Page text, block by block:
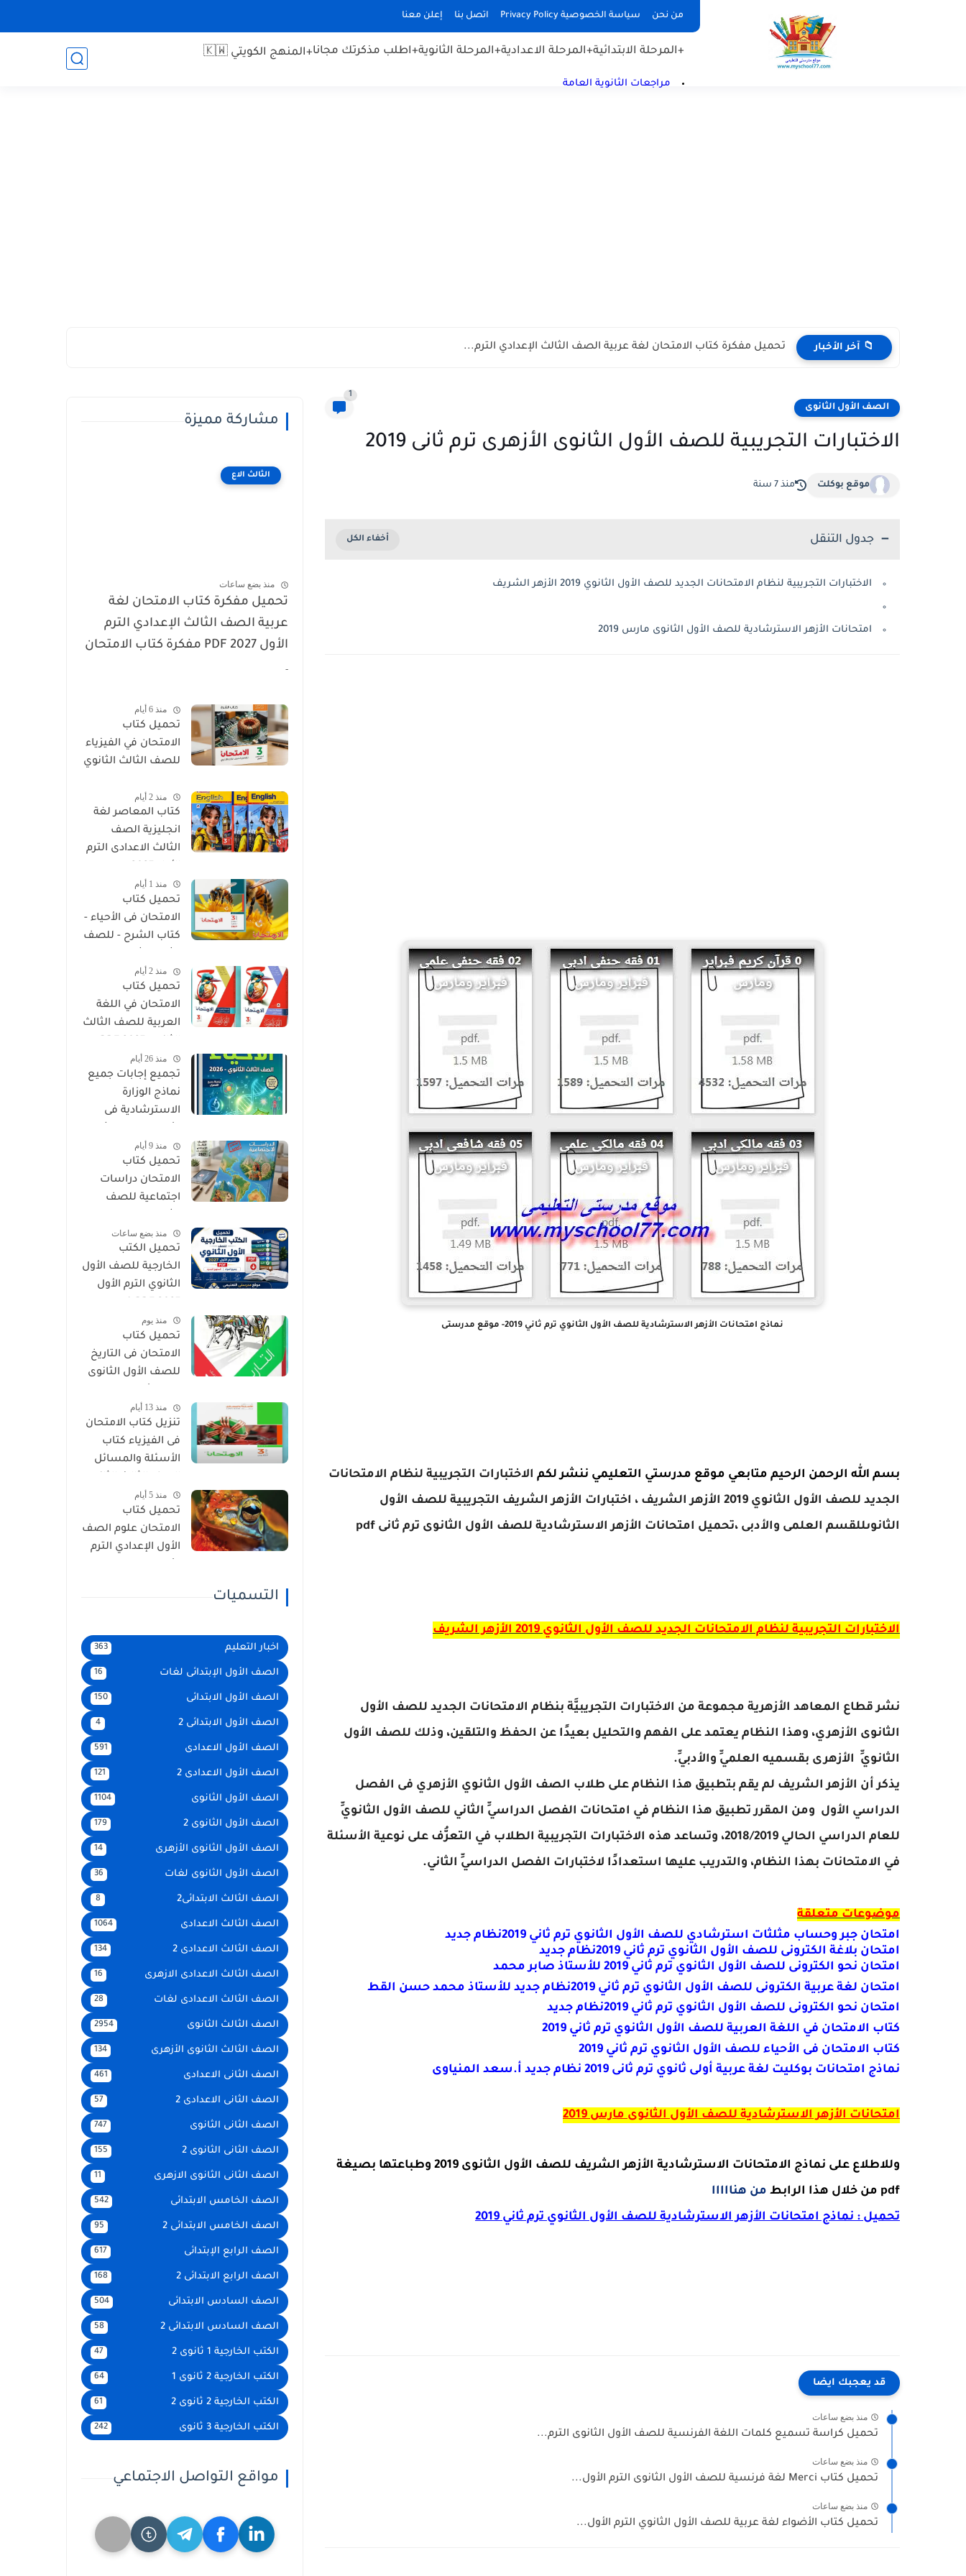
من نحن سياسة الخصوصية Privacy Policy اتصل بنا إعلن معنا
+المرحلة الابتدائية+المرحلة الاعدادية+المرحلة الثانوية+اطلب مذكرتك مجانا+المنهج الكويتي 🇰🇼
مراجعات الثانوية العامة
📁 آخر الأخبار تحميل مفكرة كتاب الامتحان لغة عربية الصف الثالث الإعدادي الترم...
الصف الأول الثانوى
1
الاختبارات التجريبية للصف الأول الثانوى الأزهرى ترم ثانى 2019
موقع بوكلت منذ 7 سنة
جدول التنقل
الاختبارات التجريبية لنظام الامتحانات الجديد للصف الأول الثانوي 2019 الأزهر الشريف
امتحانات الأزهر الاسترشادية للصف الأول الثانوى مارس 2019
نماذج امتحانات الأزهر الاسترشادية للصف الأول الثانوي ترم ثاني 2019- موقع مدرستى
بسم الله الرحمن الرحيم متابعي موقع مدرستي التعليمي ننشر لكم الاختبارات التجريبية لنظام الامتحانات
الجديد للصف الأول الثانوي 2019
الأزهر الشريف ، اختبارات الأزهر الشريف التجريبية للصف الأول
الثانوىللقسم العلمى والأدبى ،تحميل امتحانات الأزهر الاسترشادية للصف الأول الثانوى ترم ثانى pdf
الاختبارات التجريبية لنظام الامتحانات الجديد للصف الأول الثانوي 2019 الأزهر الشريف
نشر قطاع المعاهد الأزهرية مجموعة من الاختبارات التجريبيَّة بنظام الامتحانات الجديد للصف الأول
الثانوى الأزهري، وهذا النظام يعتمد على الفهم والتحليل بعيدًا عن الحفظ والتلقين، وذلك للصف الأول
الثانويِّ
الأزهرى بقسميه العلميِّ والأدبيِّ.
يذكر أن الأزهر الشريف لم يقم بتطبيق هذا النظام على طلاب الصف الأول الثانوي الأزهري فى الفصل
الدراسي الأول ومن المقرر تطبيق هذا النظام في امتحانات الفصل الدراسيِّ الثاني للصف الأول الثانويِّ
للعام الدراسي الحالي 2018/2019
، وتساعد هذه الاختبارات التجريبية الطلاب في التعرُّف على نوعية الأسئلة
في الامتحانات بهذا النظام، والتدريب عليها استعدادًا لاختبارات الفصل الدراسيِّ الثاني.
موضوعات متعلقة
امتحان جبر وحساب مثلثات استرشادي للصف الأول الثانوي ترم ثاني 2019نظام جديد
امتحان بلاغة الكترونى للصف الأول الثانوي ترم ثاني 2019نظام جديد
امتحان نحو الكترونى للصف الأول الثانوي ترم ثاني 2019 للأستاذ صابر محمد
امتحان لغة عربية الكترونى للصف الأول الثانوي ترم ثاني 2019نظام جديد للأستاذ محمد حسن القط
امتحان نحو الكترونى للصف الأول الثانوي ترم ثاني 2019نظام جديد
كتاب الامتحان في اللغة العربية للصف الأول الثانوي ترم ثاني 2019
كتاب الامتحان فى الأحياء للصف الأول الثانوي ترم ثاني 2019
نماذج امتحانات بوكليت لغة عربية أولى ثانوي ترم ثانى 2019 نظام جديد أ.سعد المنياوى
امتحانات الأزهر الاسترشادية للصف الأول الثانوى مارس 2019
وللاطلاع على نماذج الامتحانات الاسترشادية الأزهر الشريف للصف الأول الثانوى 2019 وطباعتها بصيغة
pdf من خلال هذا الرابط من هنااااا
تحميل : نماذج امتحانات الأزهر الاسترشادية للصف الأول الثانوي ترم ثاني 2019
قد يعجبك ايضا
منذ بضع ساعات
تحميل كراسة تسميع كلمات اللغة الفرنسية للصف الأول الثانوى الترم...
منذ بضع ساعات
تحميل كتاب Merci لغة فرنسية للصف الأول الثانوى الترم الأول...
منذ بضع ساعات
تحميل كتاب الأضواء لغة عربية للصف الأول الثانوي الترم الأول...
مشاركة مميزة
الثالث الاع
منذ بضع ساعات
تحميل مفكرة كتاب الامتحان لغة
عربية الصف الثالث الإعدادي الترم
الأول 2027 PDF مفكرة كتاب الامتحان
عربى تالتة إعدادي-
منذ 6 أيام
تحميل كتاب
الامتحان في الفيزياء
للصف الثالث الثانوي
الشرح
منذ 2 أيام
كتاب المعاصر لغة
انجليزية الصف
الثالث الاعدادى الترم
منذ 1 أيام
تحميل كتاب
الامتحان فى الأحياء -
كتاب الشرح - للصف
PDFمنذ 2 أيام
تحميل كتاب
الامتحان في اللغة
العربية للصف الثالث
كتاب الأسئلة
والتدريبات كامل
منذ 26 أيام
تجميع إجابات جميع
نماذج الوزارة
الاسترشادية فى
الثانوي 2026
منذ 9 أيام
تحميل كتاب
الامتحان دراسات
اجتماعية للصف
الأول 2027 PDFمنذ بضع ساعات
تحميل الكتب
الخارجية للصف الأول
الثانوي الترم الأول
المواد المنهج
الجديد)
منذ يوم
تحميل كتاب
الامتحان فى التاريخ
للصف الأول الثانوى
النسخة الجديدة
منذ 13 أيام
تنزيل كتاب الامتحان
فى الفيزياء كتاب
الأسئلة والمسائل
2027 pdf
منذ 5 أيام
تحميل كتاب
الامتحان علوم الصف
الأول الإعدادي الترم
التسميات
اخبار التعليم 363
الصف الأول الإبتدائى لغات 16
الصف الأول الابتدائى 150
الصف الأول الابتدائى 2 4
الصف الأول الاعدادى 591
الصف الأول الاعدادى 2 121
الصف الأول الثانوى 1104
الصف الأول الثانوى 2 179
الصف الأول الثانوى الأزهرى 14
الصف الأول الثانوى لغات 36
الصف الثالث الابتدائى2 8
الصف الثالث الاعدادى 1064
الصف الثالث الاعدادى 2 134
الصف الثالث الاعدادى الازهرى 16
الصف الثالث الاعدادى لغات 28
الصف الثالث الثانوى 2954
الصف الثالث الثانوى الأزهرى 134
الصف الثانى الاعدادى 461
الصف الثانى الاعدادى 2 57
الصف الثانى الثانوى 747
الصف الثانى الثانوى 2 155
الصف الثانى الثانوى الازهرى 11
الصف الخامس الابتدائى 542
الصف الخامس الابتدائى 2 95
الصف الرابع الإبتدائى 617
الصف الرابع الابتدائى 2 168
الصف السادس الابتدائى 504
الصف السادس الابتدائى 2 58
الكتب الخارجية 1 ثانوى 2 47
الكتب الخارجية 2 ثانوى 1 64
الكتب الخارجية 2 ثانوى 2 61
الكتب الخارجية 3 ثانوى 242
مواقع التواصل الاجتماعي